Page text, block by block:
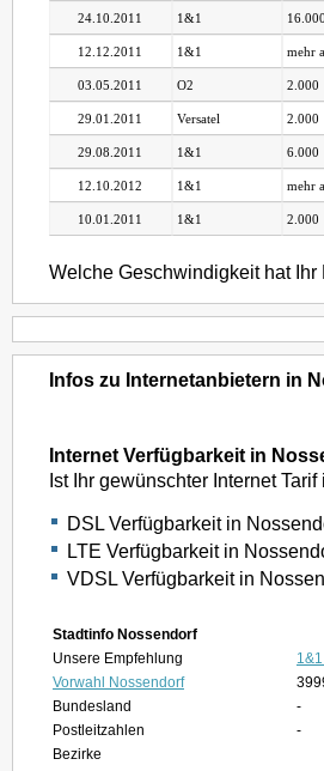
24.10.2011 1&1 16.000
12.12.2011 1&1 mehr
03.05.2011 O2 2.000
29.01.2011 Versatel 2.000
29.08.2011 1&1 6.000
12.10.2012 1&1 mehr
10.01.2011 1&1 2.000
Welche Geschwindigkeit hat Ihr
Infos zu Internetanbietern in
Internet Verfügbarkeit in
Ist Ihr gewünschter Internet
DSL Verfügbarkeit in
LTE Verfügbarkeit in
VDSL Verfügbarkeit in
Stadtinfo Nossendorf
Unsere Empfehlung
Vorwahl Nossendorf
Bundesland
-
Postleitzahlen
-
Bezirke